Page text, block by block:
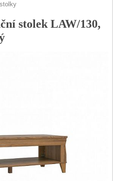
stolek LAW/130,